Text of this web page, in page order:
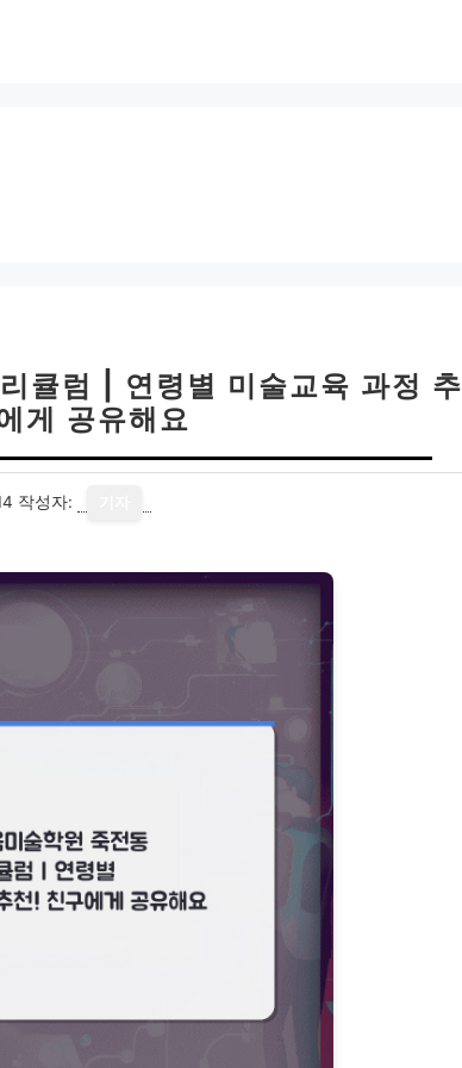
큘럼 | 연령별 미술교육 과정 추
게 공유해요
작성자: